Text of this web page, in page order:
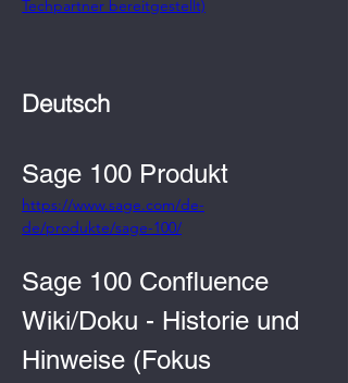
Techpartner bereitgestellt)
Deutsch
Sage 100 Produkt
https://www.sage.com/de-
de/produkte/sage-100/
Sage 100 Confluence
Wiki/Doku - Historie und
Hinweise (Fokus